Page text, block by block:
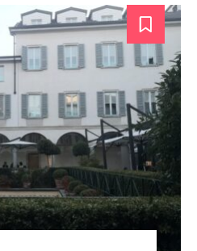
GARAU,
ARRIVA
MARTE